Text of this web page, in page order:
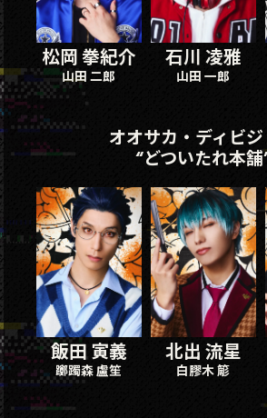
松岡 拳紀介
山田 二郎
石川 凌雅
山田 一郎
オオサカ・ディビ
“どついたれ本舗
飯田 寅義
躑躅森 盧笙
北出 流星
白膠木 簓